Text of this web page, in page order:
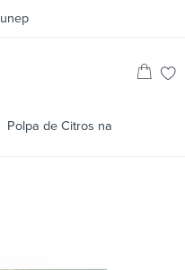
Polpa de Citros na